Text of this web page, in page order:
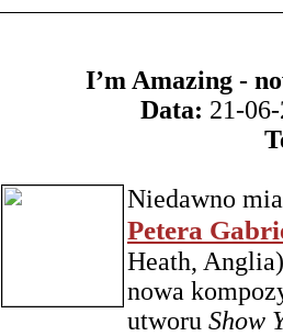
I’m Amazing -
Data: 21-
Niedawno
Petera
Heath,
nowa
utworu Show